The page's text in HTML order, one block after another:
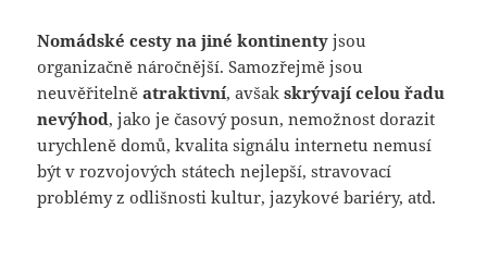
Nomádské cesty na jiné kontinenty jsou
organizačně náročnější. Samozřejmě jsou
neuvěřitelněatraktivní, avšakskrývají celou řadu
nevýhod, jako je časový posun, nemožnost dorazit
urychleně domů, kvalita signálu internetu nemusí
být v rozvojových státech nejlepší, stravovací
problémy z odlišnosti kultur, jazykové bariéry, atd.